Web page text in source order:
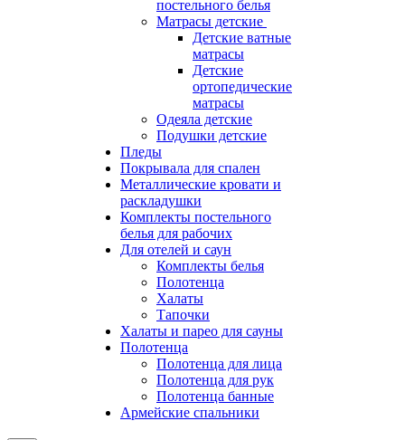
постельного белья
Матрасы детские
Детские ватные
матрасы
Детские
ортопедические
матрасы
Одеяла детские
Подушки детские
Пледы
Покрывала для спален
Металлические кровати и
раскладушки
Комплекты постельного
белья для рабочих
Для отелей и саун
Комплекты белья
Полотенца
Халаты
Тапочки
Халаты и парео для сауны
Полотенца
Полотенца для лица
Полотенца для рук
Полотенца банные
Армейские спальники